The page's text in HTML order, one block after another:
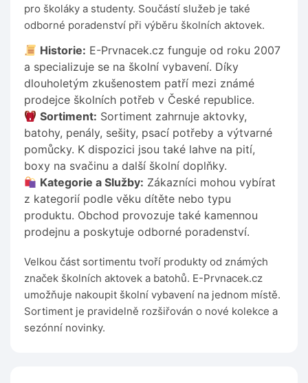
pro školáky a studenty. Součástí služeb je také
odborné poradenství při výběru školních aktovek.
Historie: E-Prvnacek.cz funguje od roku 2007
a specializuje se na školní vybavení. Díky
dlouholetým zkušenostem patří mezi známé
prodejce školních potřeb v České republice.
Sortiment: Sortiment zahrnuje aktovky,
batohy, penály, sešity, psací potřeby a výtvarné
pomůcky. K dispozici jsou také lahve na pití,
boxy na svačinu a další školní doplňky.
Kategorie a Služby: Zákazníci mohou vybírat
z kategorií podle věku dítěte nebo typu
produktu. Obchod provozuje také kamennou
prodejnu a poskytuje odborné poradenství.
Velkou část sortimentu tvoří produkty od známých
značek školních aktovek a batohů. E-Prvnacek.cz
umožňuje nakoupit školní vybavení na jednom místě.
Sortiment je pravidelně rozšiřován o nové kolekce a
sezónní novinky.